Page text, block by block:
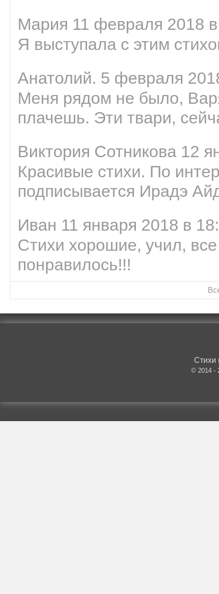
Мария 11 февраля 2018
Я выступала с этим
Анатолий. 5 февраля
Меня рядом не было,
плачешь. Эти твари,
Виктория Сотникова 12
Красивые стихи. По
подписывается Ирадэ
Иван 11 января 2018 в
Стихи хорошие, учил,
понравилось!!!
Стихи
© 2014 -